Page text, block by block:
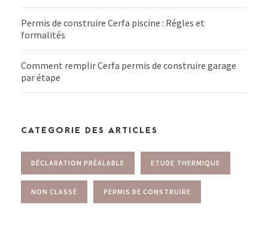
Permis de construire Cerfa piscine : Régles et
formalités
Comment remplir Cerfa permis de construire garage
par étape
CATÉGORIE DES ARTICLES
DÉCLARATION PRÉALABLE ETUDE THERMIQUE
NON CLASSÉ PERMIS DE CONSTRUIRE